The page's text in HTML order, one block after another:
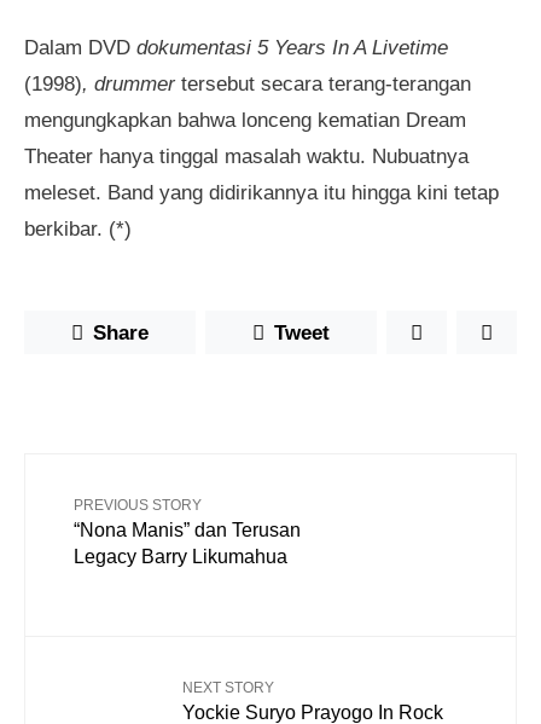
Dalam DVD dokumentasi 5 Years In A Livetime
(1998), drummer tersebut secara terang-terangan
mengungkapkan bahwa lonceng kematian Dream
Theater hanya tinggal masalah waktu. Nubuatnya
meleset. Band yang didirikannya itu hingga kini tetap
berkibar. (*)
Share Tweet
PREVIOUS STORY
“Nona Manis” dan Terusan
Legacy Barry Likumahua
NEXT STORY
Yockie Suryo Prayogo In Rock